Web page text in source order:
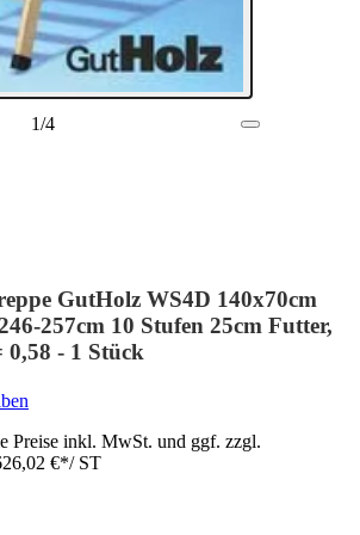
1/4
GutHolz WS4D 140x70cm
257cm 10 Stufen 25cm Futter,
- 1 Stück
inkl. MwSt. und ggf. zzgl.
€*/ ST